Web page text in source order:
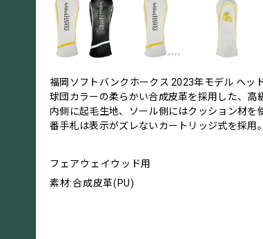
福岡ソフトバンクホークス 2023年モデル ヘッ
球団カラーの柔らかい合成皮革を採用した、高
内側に起毛生地、ソール側にはクッション材を
番手札は表示がズレないカートリッジ式を採用。
フェアウェイウッド用
素材:合成皮革(PU)